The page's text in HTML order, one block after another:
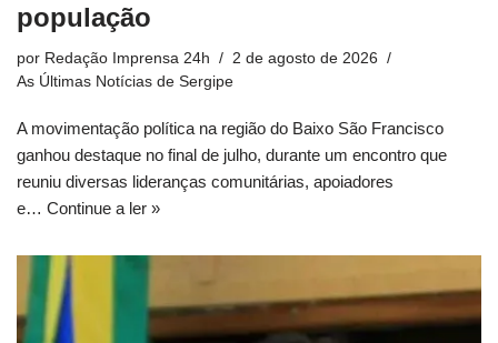
população
por Redação Imprensa 24h
2 de agosto de 2026
As Últimas Notícias de Sergipe
A movimentação política na região do Baixo São Francisco
ganhou destaque no final de julho, durante um encontro que
reuniu diversas lideranças comunitárias, apoiadores
e… Continue a ler »